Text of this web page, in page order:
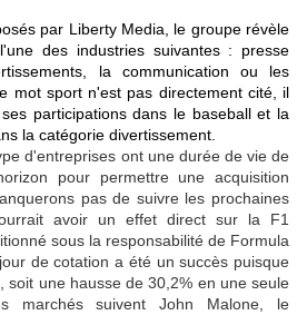
par Liberty Media, le groupe révèle
des industries suivantes : presse
la communication ou les
mot sport n'est pas directement cité, il
participations dans le baseball et la
la catégorie divertissement.
d'entreprises ont une durée de vie de
pour permettre une acquisition
pas de suivre les prochaines
avoir un effet direct sur la F1
sous la responsabilité de Formula
de cotation a été un succès puisque
soit une hausse de 30,2% en une seule
marchés suivent John Malone, le